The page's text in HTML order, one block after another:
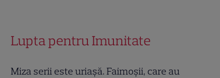
Lupta pentru Imunitate
Miza serii este uriașă. Faimoșii, care au